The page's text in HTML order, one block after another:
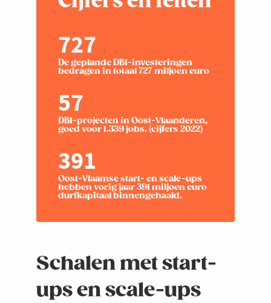
727
De geplande DBI-investeringen
bedragen in totaal 727 miljoen euro
57
DBI-projecten in Oost-Vlaanderen,
goed voor 1.339 jobs. (cijfers 2022)
391
Oost-Vlaamse start- en scale-ups
hebben vorig jaar 391 miljoen euro
durfkapitaal binnengehaald.
Schalen met start-
ups en scale-ups